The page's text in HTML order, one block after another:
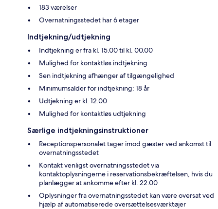
183 værelser
Overnatningsstedet har 6 etager
Indtjekning/udtjekning
Indtjekning er fra kl. 15.00 til kl. 00.00
Mulighed for kontaktløs indtjekning
Sen indtjekning afhænger af tilgængelighed
Minimumsalder for indtjekning: 18 år
Udtjekning er kl. 12.00
Mulighed for kontaktløs udtjekning
Særlige indtjekningsinstruktioner
Receptionspersonalet tager imod gæster ved ankomst til
overnatningsstedet
Kontakt venligst overnatningsstedet via
kontaktoplysningerne i reservationsbekræftelsen, hvis du
planlægger at ankomme efter kl. 22.00
Oplysninger fra overnatningsstedet kan være oversat ved
hjælp af automatiserede oversættelsesværktøjer